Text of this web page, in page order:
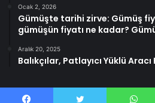
Ocak 2, 2026
Gümüşte tarihi zirve: Gümüş
gümüşün fiyatı ne kadar?
Aralık 20, 2025
Balıkçılar, Patlayıcı Yüklü